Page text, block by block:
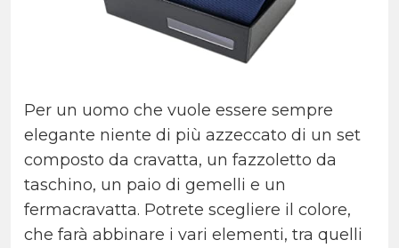
Per un uomo che vuole essere sempre
elegante niente di più azzeccato di un set
composto da cravatta, un fazzoletto da
taschino, un paio di gemelli e un
fermacravatta. Potrete scegliere il colore,
che farà abbinare i vari elementi, tra quelli